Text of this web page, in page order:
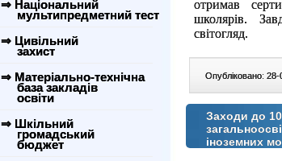
⇒ Національний
мультипредметний тест
⇒ Цивільний
захист
⇒ Матеріально-технічна
база закладів
освіти
⇒ Шкільний
громадський
бюджет
отримав
школярів.
світогляд.
Опубліковано:
Заходи до
іноземних